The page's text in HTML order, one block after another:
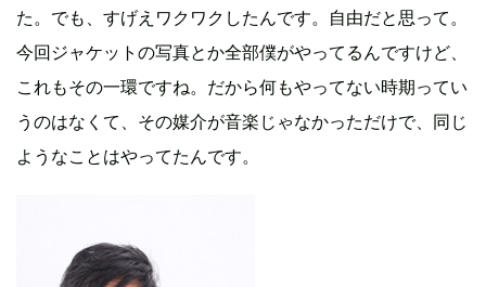
た。でも、すげえワクワクしたんです。自由だと思って。
今回ジャケットの写真とか全部僕がやってるんですけど、
これもその一環ですね。だから何もやってない時期ってい
うのはなくて、その媒介が音楽じゃなかっただけで、同じ
ようなことはやってたんです。